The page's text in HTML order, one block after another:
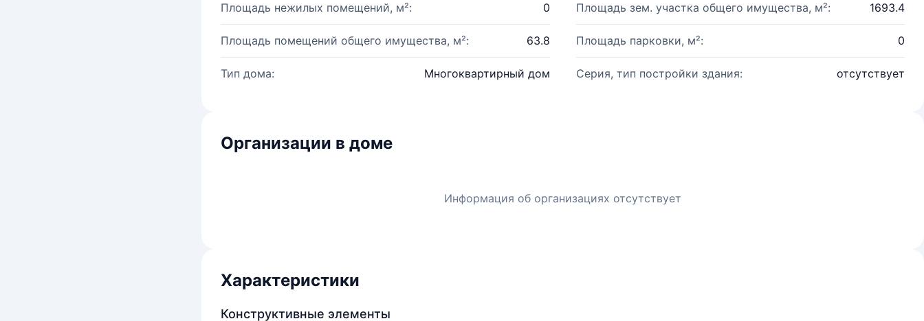
Площадь нежилых помещений, м²: 0 Площадь зем. участка общего имущества, м²: 1693.4
Площадь помещений общего имущества, м²: 63.8 Площадь парковки, м²: 0
Тип дома: Многоквартирный дом Серия, тип постройки здания: отсутствует
Организации в доме
Информация об организациях отсутствует
Характеристики
Конструктивные элементы